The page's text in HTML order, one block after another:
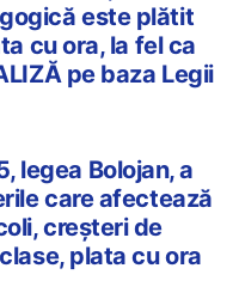
este plătit
cu ora, la fel ca
pe baza Legii
legea Bolojan, a
care afectează
creșteri de
plata cu ora